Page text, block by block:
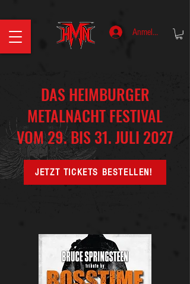
Anmelden
DAS HEIMBURGER
METALNACHT FESTIVAL
VOM 29. BIS 31. JULI 2027
JETZT TICKETS BESTELLEN!